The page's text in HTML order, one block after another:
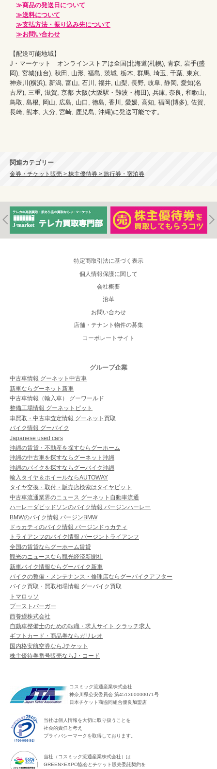
≫商品の発送日について
≫送料について
≫支払方法・振り込み先について
≫お問い合わせ
【配送可能地域】
J・マーケット　オンラインストアは全国(北海道(札幌), 青森, 岩手(盛
岡), 宮城(仙台), 秋田, 山形, 福島, 茨城, 栃木, 群馬, 埼玉, 千葉, 東京,
神奈川(横浜), 新潟, 富山, 石川, 福井, 山梨, 長野, 岐阜, 静岡, 愛知(名
古屋), 三重, 滋賀, 京都 大阪(大阪駅・難波・梅田), 兵庫, 奈良, 和歌山,
鳥取, 島根, 岡山, 広島, 山口, 徳島, 香川, 愛媛, 高知, 福岡(博多), 佐賀,
長崎, 熊本, 大分, 宮崎, 鹿児島, 沖縄)に発送可能です。
関連カテゴリー
金券・チケット販売 > 株主優待券 > 旅行券・宿泊券
特定商取引法に基づく表示
個人情報保護に関して
会社概要
沿革
お問い合わせ
店舗・テナント物件の募集
コーポレートサイト
グループ企業
中古車情報 グーネット中古車
新車ならグーネット新車
中古車情報（輸入車） グーワールド
整備工場情報 グーネットピット
車買取・中古車査定情報 グーネット買取
バイク情報 グーバイク
Japanese used cars
沖縄の賃貸・不動産を探すならグーホーム
沖縄の中古車を探すならグーネット沖縄
沖縄のバイクを探すならグーバイク沖縄
輸入タイヤ＆ホイールならAUTOWAY
タイヤ交換・取付・販売店検索はタイヤピット
中古車流通業界のニュース グーネット自動車流通
ハーレーダビッドソンのバイク情報 バージンハーレー
BMWのバイク情報 バージンBMW
ドゥカティのバイク情報 バージンドゥカティ
トライアンフのバイク情報 バージントライアンフ
全国の賃貸ならグーホーム賃貸
観光のニュースなら観光経済新聞社
新車バイク情報ならグーバイク新車
バイクの整備・メンテナンス・修理店ならグーバイクアフター
バイク買取・買取相場情報 グーバイク買取
トマロッソ
ブーストバーガー
西養鰻株式会社
自動車整備士のための転職・求人サイト クラッチ求人
ギフトカード・商品券ならガリレオ
国内格安航空券ならJチケット
株主優待券番号販売ならJ・コード
コスミック流通産業株式会社
神奈川県公安委員会 第451360000071号
日本チケット商協同組合優良加盟店
当社は個人情報を大切に取り扱うことを
社会的責任と考え
プライバシーマークを取得しております。
当社（コスミック流通産業株式会社）は
GREEN×EXPO協会とチケット販売委託契約を